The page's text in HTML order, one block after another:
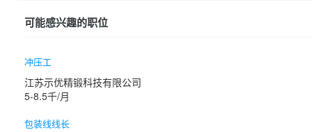
可能感兴趣的职位
冲压工
江苏示优精锻科技有限公司
5-8.5千/月
包装线线长